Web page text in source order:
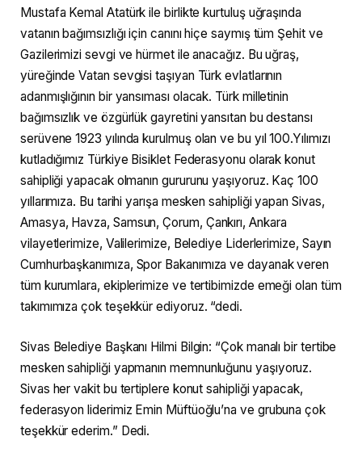
Mustafa Kemal Atatürk ile birlikte kurtuluş uğraşında
vatanın bağımsızlığı için canını hiçe saymış tüm Şehit ve
Gazilerimizi sevgi ve hürmet ile anacağız. Bu uğraş,
yüreğinde Vatan sevgisi taşıyan Türk evlatlarının
adanmışlığının bir yansıması olacak. Türk milletinin
bağımsızlık ve özgürlük gayretini yansıtan bu destansı
serüvene 1923 yılında kurulmuş olan ve bu yıl 100.Yılımızı
kutladığımız Türkiye Bisiklet Federasyonu olarak konut
sahipliği yapacak olmanın gururunu yaşıyoruz. Kaç 100
yıllarımıza. Bu tarihi yarışa mesken sahipliği yapan Sivas,
Amasya, Havza, Samsun, Çorum, Çankırı, Ankara
vilayetlerimize, Valilerimize, Belediye Liderlerimize, Sayın
Cumhurbaşkanımıza, Spor Bakanımıza ve dayanak veren
tüm kurumlara, ekiplerimize ve tertibimizde emeği olan tüm
takımımıza çok teşekkür ediyoruz. “dedi.
Sivas Belediye Başkanı Hilmi Bilgin: “Çok manalı bir tertibe
mesken sahipliği yapmanın memnunluğunu yaşıyoruz.
Sivas her vakit bu tertiplere konut sahipliği yapacak,
federasyon liderimiz Emin Müftüoğlu’na ve grubuna çok
teşekkür ederim.” Dedi.